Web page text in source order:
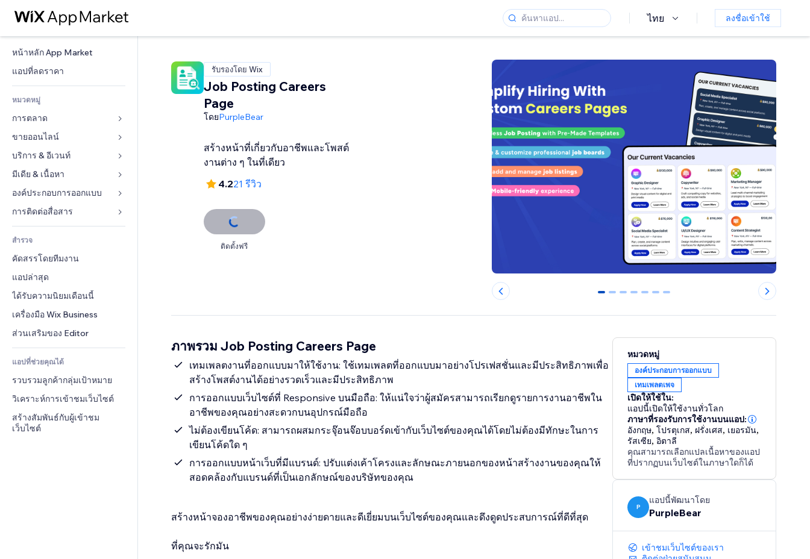
ไทย ลงชื่อเข้าใช้
หน้าหลัก App Market
แอปที่ลดราคา
หมวดหมู่
การตลาด
โฆษณา
โทรศัพท์มือถือ
บทวิเคราะห์
โซเชียล
ทำอันดับเว็บไซต์
อีเมล
ขายออนไลน์
แอปสำหรับร้านค้า
การจัดส่ง & ส่งมอบสินค้า
ปุ่มการจำหน่าย
คอร์สออนไลน์
บัญชี
คูปอง & ความภักดีในแบรนด์
โซลูชันคลังสินค้า
การดรอปชิป
(Crowdfunding)
อาหาร & เครื่องดื่ม
บริการ & อีเวนท์
โรงแรม
อีเวนท์
ร้านอาหาร
อสังหาริมทรัพย์
การจอง
มีเดีย & เนื้อหา
แกลเลอรี
เพลง
พอดแคสต์
การถ่ายภาพ
วิดีโอ
PDF
การแชร์ไฟล์
ข่าว
องค์ประกอบการออกแบบ
แผนที่  & การนำทาง
ส่วนบุคคล & ความปลอดภัย
นาฬิกา
เทมเพลตเพจ
เอฟเฟกต์รูปภาพ
ปุ่ม & เมนู
แบนเนอร์ & สัญลักษณ์
เครื่องคำนวน
ค้นหา
อากาศ
แผนภูมิ & ตาราง
แบบฟอร์ม
แบบสำรวจ
แชต
หมายเหตุ
โทรศัพท์
ชุมชน
รีวิว & การรับรอง
CRM
สำรวจ
คัดสรรโดยทีมงาน
แอปล่าสุด
ได้รับความนิยมเดือนนี้
เครื่องมือ Wix Business
ส่วนเสริมของ Editor
แอปที่ช่วยคุณได้
รวบรวมลูกค้ากลุ่มเป้าหมาย
วิเคราะห์การเข้าชมเว็บไซต์
สร้างสัมพันธ์กับผู้เข้าชม
เว็บไซต์
รับรองโดย Wix
Job Posting Careers
Page
โดยPurpleBear
สร้างหน้าที่เกี่ยวกับอาชีพและโพสต์
งานต่าง ๆ ในที่เดียว
4.221 รีวิว
ติดตั้งฟรี
0 1 2 3 4 5 6
ภาพรวม Job Posting Careers Page
เทมเพลตงานที่ออกแบบมาให้ใช้งาน: ใช้เทมเพลตที่ออกแบบมาอย่างโปรเฟสชั่นและมีประสิทธิภาพเพื่อ
สร้างโพสต์งานได้อย่างรวดเร็วและมีประสิทธิภาพ
การออกแบบเว็บไซต์ที่ Responsive บนมือถือ: ให้แน่ใจว่าผู้สมัครสามารถเรียกดูรายการงานอาชีพใน
อาชีพของคุณอย่างสะดวกบนอุปกรณ์มือถือ
ไม่ต้องเขียนโค้ด: สามารถผสมกระจุ๊อนจ๊อบบอร์ดเข้ากับเว็บไซต์ของคุณได้โดยไม่ต้องมีทักษะในการ
เขียนโค้ดใด ๆ
การออกแบบหน้าเว็บที่มีแบรนด์: ปรับแต่งเค้าโครงและลักษณะภายนอกของหน้าสร้างงานของคุณให้
สอดคล้องกับแบรนด์ที่เป็นเอกลักษณ์ของบริษัทของคุณ
สร้างหน้าจองอาชีพของคุณอย่างง่ายดายและดีเยี่ยมบนเว็บไซต์ของคุณและดึงดูดประสบการณ์ที่ดีที่สุด
ที่คุณจะรักมัน
หมวดหมู่
องค์ประกอบการออกแบบ
เทมเพลตเพจ
เปิดให้ใช้ใน:
แอปนี้เปิดให้ใช้งานทั่วโลก
ภาษาที่รองรับการใช้งานบนแอป:
อังกฤษ,โปรตุเกส, ฝรั่งเศส, เยอรมัน,
รัสเซีย,อิตาลี
คุณสามารถเลือกแปลเนื้อหาของแอป
ที่ปรากฏบนเว็บไซต์ในภาษาใดก็ได้
P
แอปนี้พัฒนาโดย
PurpleBear
เข้าชมเว็บไซต์ของเรา